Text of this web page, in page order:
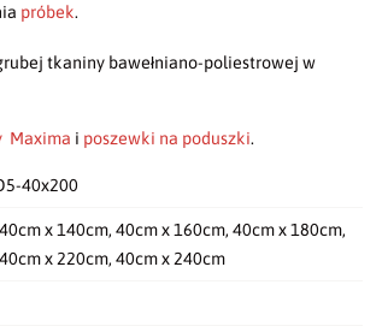
próbek.
tkaniny bawełniano-poliestrowej w
Maxima i poszewki na poduszki.
40x200
x 140cm, 40cm x 160cm, 40cm x 180cm,
x 220cm, 40cm x 240cm